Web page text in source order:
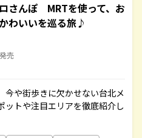
さんぽ MRTを使って、お
わいいを巡る旅♪
売
今や街歩きに欠かせない台北メ
ットや注目エリアを徹底紹介し